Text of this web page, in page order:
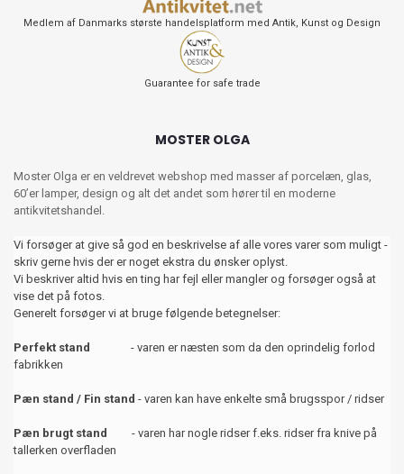
Medlem af Danmarks største handelsplatform med Antik, Kunst og Design
Guarantee for safe trade
MOSTER OLGA
Moster Olga er en veldrevet webshop med masser af porcelæn, glas,
60’er lamper, design og alt det andet som hører til en moderne
antikvitetshandel.
Vi forsøger at give så god en beskrivelse af alle vores varer som muligt -
skriv gerne hvis der er noget ekstra du ønsker oplyst.
Vi beskriver altid hvis en ting har fejl eller mangler og forsøger også at
vise det på fotos.
Generelt forsøger vi at bruge følgende betegnelser:
Perfekt stand - varen er næsten som da den oprindelig forlod
fabrikken
Pæn stand / Fin stand - varen kan have enkelte små brugsspor / ridser
Pæn brugt stand
- varen har nogle ridser f.eks. ridser fra knive på
tallerken overfladen